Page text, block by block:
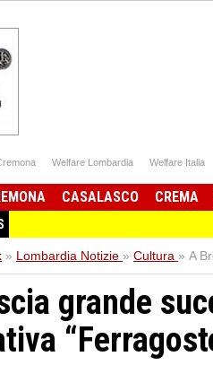
Welfare Lombardia Welfare Italia
CASALASCO CREMA
» Lombardia Notizie » Cultura » A
grande